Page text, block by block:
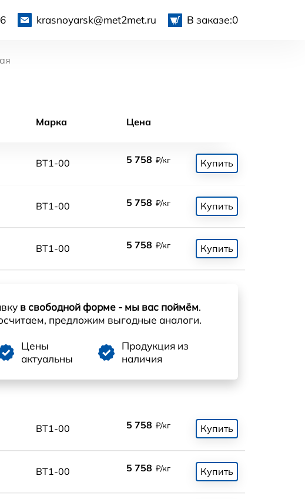
krasnoyarsk@met2met.ru В заказе:0
Марка Цена
ВТ1-00 5 758 ₽/кг Купить
ВТ1-00 5 758 ₽/кг Купить
ВТ1-00 5 758 ₽/кг Купить
в свободной форме - мы вас поймём.
предложим выгодные аналоги.
Цены
актуальны
Продукция из
наличия
ВТ1-00 5 758 ₽/кг Купить
ВТ1-00 5 758 ₽/кг Купить